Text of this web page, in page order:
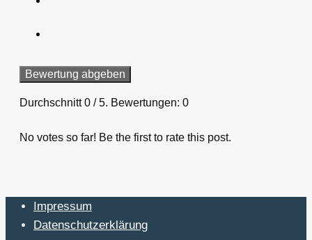
Bewertung abgeben
Durchschnitt0 / 5. Bewertungen: 0
No votes so far! Be the first to rate this post.
Impressum
Datenschutzerklärung